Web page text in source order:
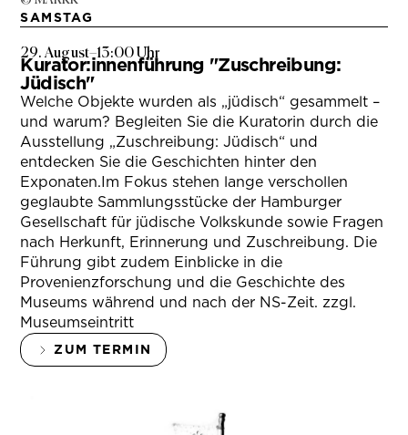
SAMSTAG
29. August–13:00 Uhr
Kurator:innenführung "Zuschreibung:
Jüdisch"
Welche Objekte wurden als „jüdisch“ gesammelt –
und warum? Begleiten Sie die Kuratorin durch die
Ausstellung „Zuschreibung: Jüdisch“ und
entdecken Sie die Geschichten hinter den
Exponaten.Im Fokus stehen lange verschollen
geglaubte Sammlungsstücke der Hamburger
Gesellschaft für jüdische Volkskunde sowie Fragen
nach Herkunft, Erinnerung und Zuschreibung. Die
Führung gibt zudem Einblicke in die
Provenienzforschung und die Geschichte des
Museums während und nach der NS-Zeit. zzgl.
Museumseintritt
ZUM TERMIN